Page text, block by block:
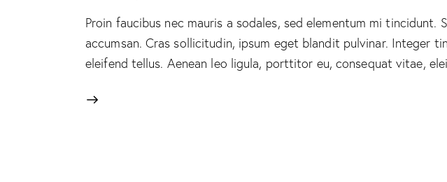
Proin faucibus nec mauris a sodales, sed elementum mi
accumsan. Cras sollicitudin, ipsum eget blandit pulvinar. Integer
eleifend tellus. Aenean leo ligula, porttitor eu, consequat vitae,